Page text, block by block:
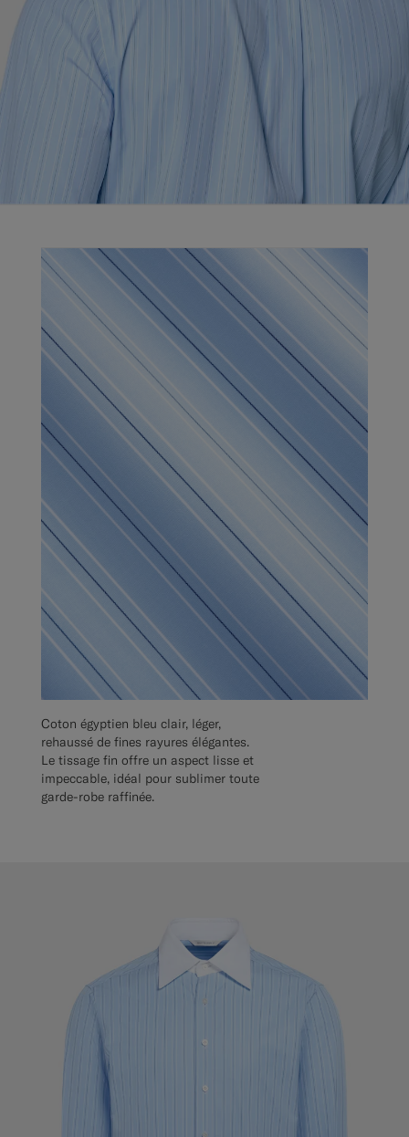
Coton égyptien bleu clair, léger,
rehaussé de fines rayures élégantes.
Le tissage fin offre un aspect lisse et
impeccable, idéal pour sublimer toute
garde-robe raffinée.